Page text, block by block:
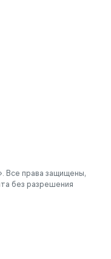
Все права защищены,
без разрешения